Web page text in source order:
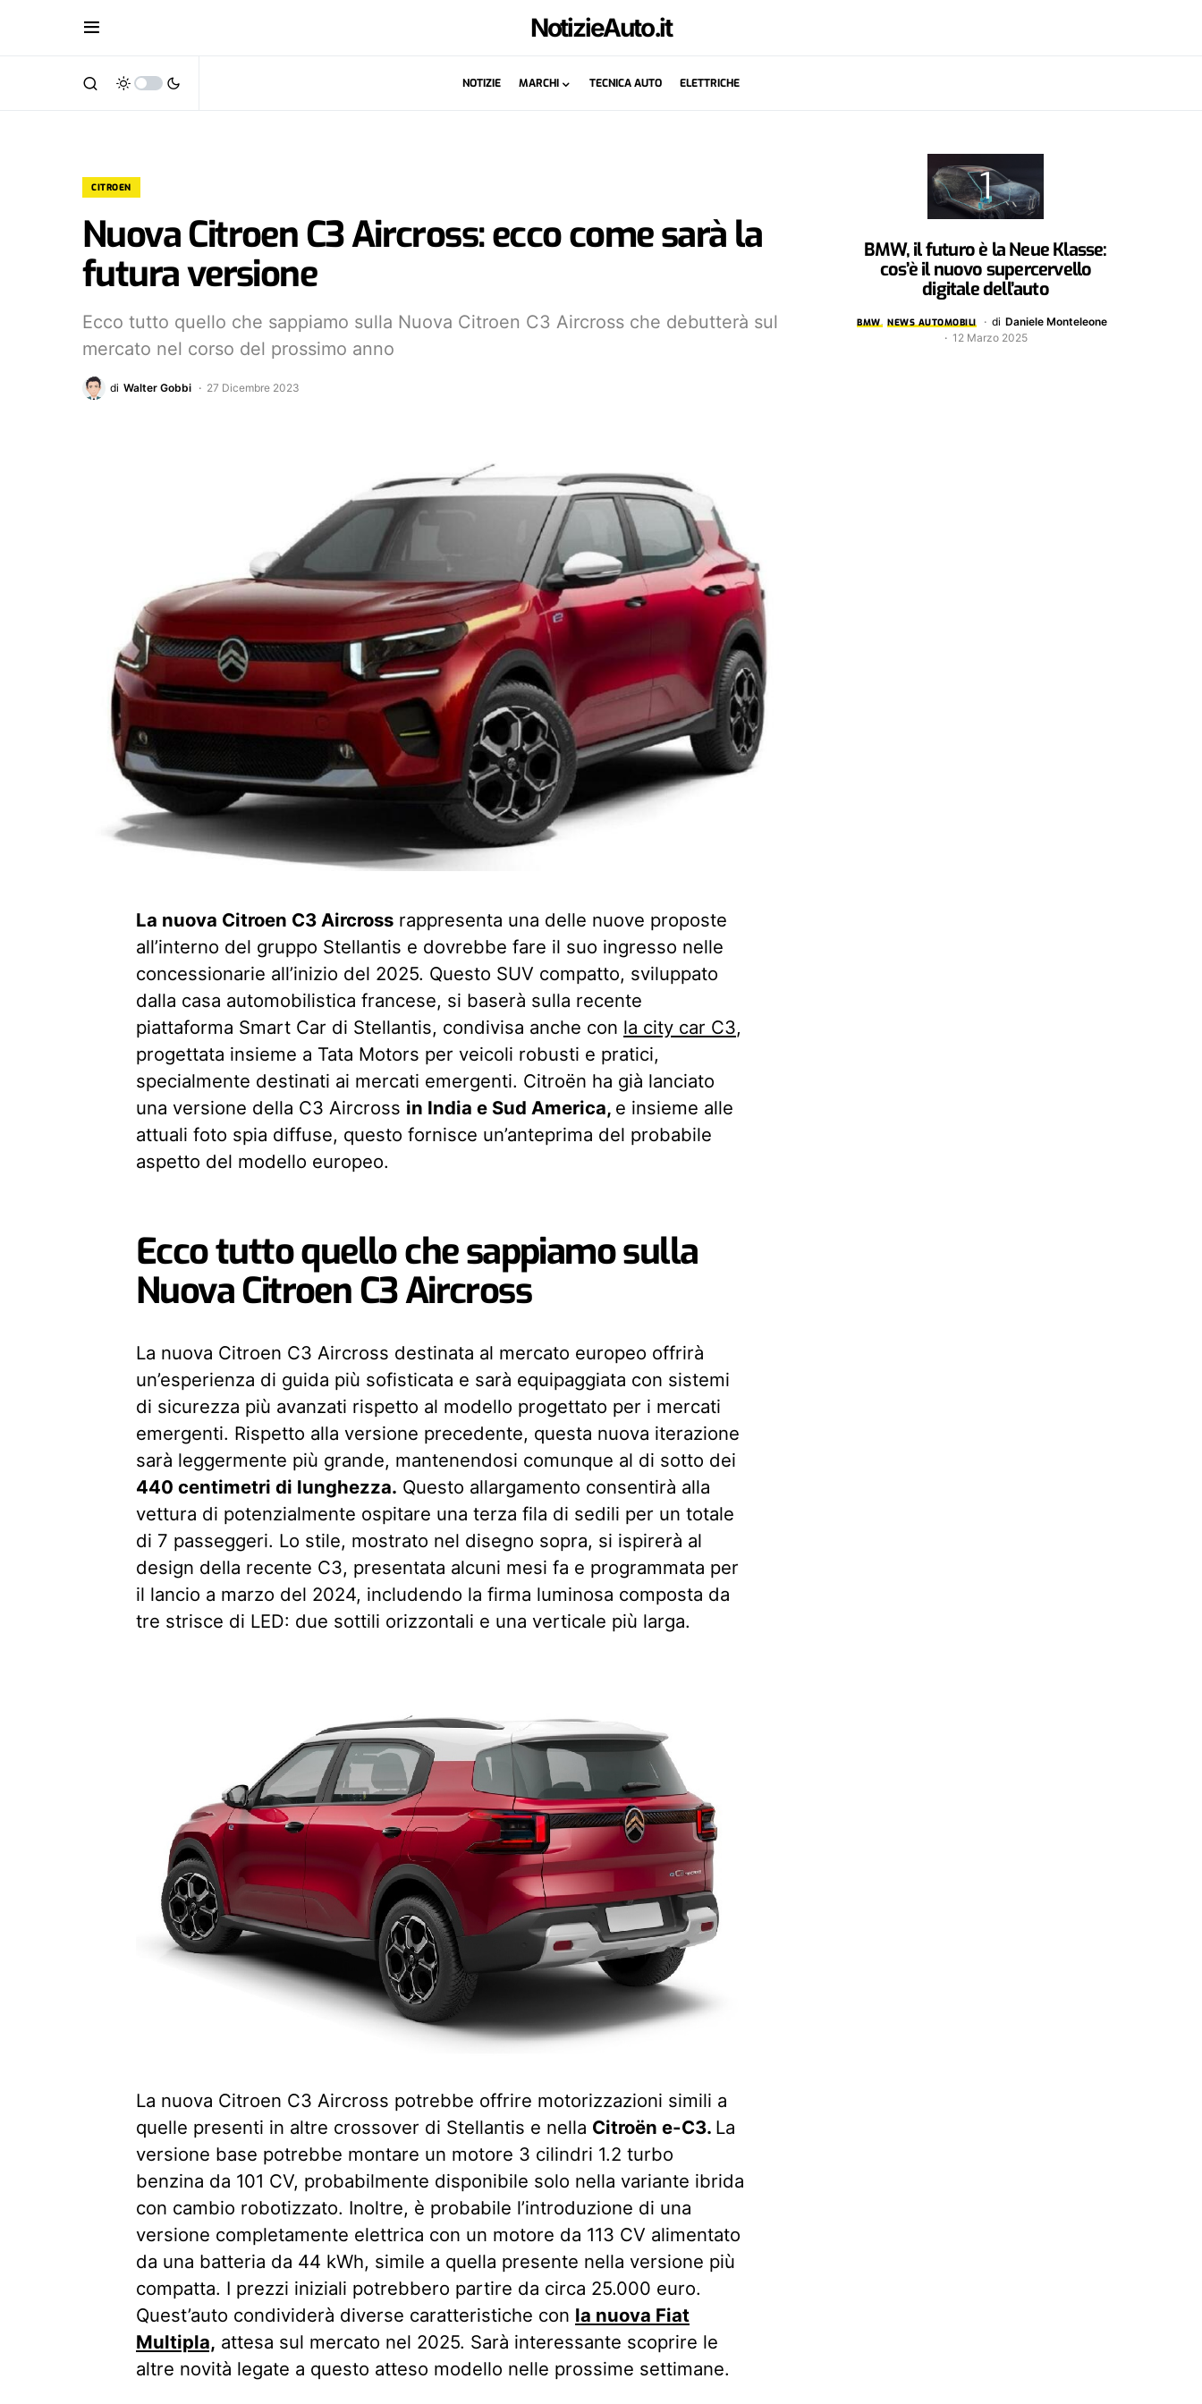
NotizieAuto.it
NOTIZIE MARCHI TECNICA AUTO ELETTRICHE
CITROEN
Nuova Citroen C3 Aircross: ecco come sarà la
futura versione
Ecco tutto quello che sappiamo sulla Nuova Citroen C3 Aircross che debutterà sul
mercato nel corso del prossimo anno
di Walter Gobbi 27 Dicembre 2023
La nuova Citroen C3 Aircross rappresenta una delle nuove proposte
all’interno del gruppo Stellantis e dovrebbe fare il suo ingresso nelle
concessionarie all’inizio del 2025. Questo SUV compatto, sviluppato
dalla casa automobilistica francese, si baserà sulla recente
piattaforma Smart Car di Stellantis, condivisa anche con la city car C3,
progettata insieme a Tata Motors per veicoli robusti e pratici,
specialmente destinati ai mercati emergenti. Citroën ha già lanciato
una versione della C3 Aircross in India e Sud America, e insieme alle
attuali foto spia diffuse, questo fornisce un’anteprima del probabile
aspetto del modello europeo.
Ecco tutto quello che sappiamo sulla
Nuova Citroen C3 Aircross
La nuova Citroen C3 Aircross destinata al mercato europeo offrirà
un’esperienza di guida più sofisticata e sarà equipaggiata con sistemi
di sicurezza più avanzati rispetto al modello progettato per i mercati
emergenti. Rispetto alla versione precedente, questa nuova iterazione
sarà leggermente più grande, mantenendosi comunque al di sotto dei
440 centimetri di lunghezza. Questo allargamento consentirà alla
vettura di potenzialmente ospitare una terza fila di sedili per un totale
di 7 passeggeri. Lo stile, mostrato nel disegno sopra, si ispirerà al
design della recente C3, presentata alcuni mesi fa e programmata per
il lancio a marzo del 2024, includendo la firma luminosa composta da
tre strisce di LED: due sottili orizzontali e una verticale più larga.
La nuova Citroen C3 Aircross potrebbe offrire motorizzazioni simili a
quelle presenti in altre crossover di Stellantis e nella Citroën e-C3. La
versione base potrebbe montare un motore 3 cilindri 1.2 turbo
benzina da 101 CV, probabilmente disponibile solo nella variante ibrida
con cambio robotizzato. Inoltre, è probabile l’introduzione di una
versione completamente elettrica con un motore da 113 CV alimentato
da una batteria da 44 kWh, simile a quella presente nella versione più
compatta. I prezzi iniziali potrebbero partire da circa 25.000 euro.
Quest’auto condividerà diverse caratteristiche con la nuova Fiat
Multipla, attesa sul mercato nel 2025. Sarà interessante scoprire le
altre novità legate a questo atteso modello nelle prossime settimane.
BMW, il futuro è la Neue Klasse:
cos’è il nuovo supercervello
digitale dell’auto
BMW NEWS AUTOMOBILI di Daniele Monteleone
12 Marzo 2025